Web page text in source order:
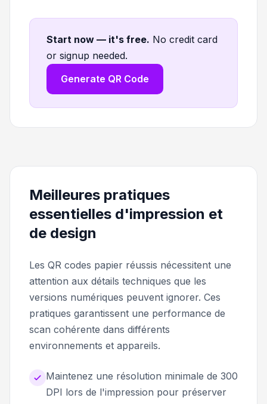
Start now — it's free. No credit card
or signup needed.
Generate QR Code
Meilleures pratiques
essentielles d'impression et
de design
Les QR codes papier réussis nécessitent une
attention aux détails techniques que les
versions numériques peuvent ignorer. Ces
pratiques garantissent une performance de
scan cohérente dans différents
environnements et appareils.
Maintenez une résolution minimale de 300
DPI lors de l'impression pour préserver